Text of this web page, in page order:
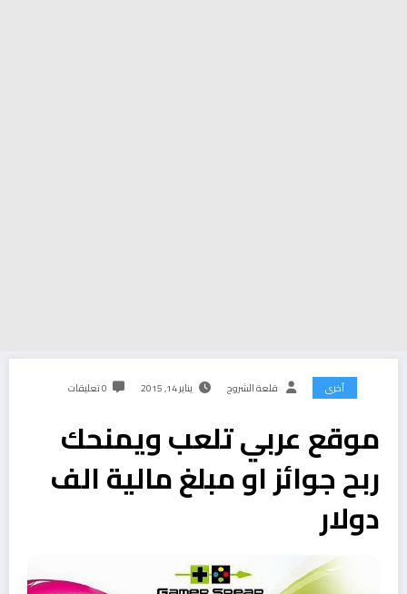
أخرى قلعة الشروح يناير 14, 2015 0 تعليقات
موقع عربي تلعب ويمنحك
ربح جوائز او مبلغ مالية الف
دولار